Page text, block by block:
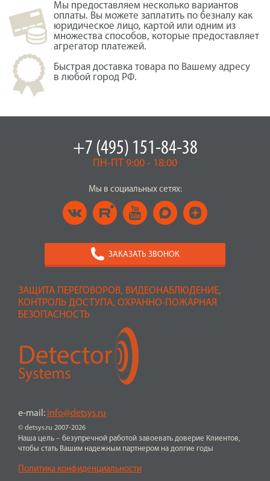
Мы предоставляем несколько вариантов
оплаты. Вы можете заплатить по безналу как
юридическое лицо, картой или одним из
множества способов, которые предоставляет
агрегатор платежей.
Быстрая доставка товара по Вашему адресу
в любой город РФ.
ЗАЩИТА ПЕРЕГОВОРОВ, ВИДЕОНАБЛЮДЕНИЕ,
КОНТРОЛЬ ДОСТУПА, ОХРАННО-ПОЖАРНАЯ
БЕЗОПАСНОСТЬ
© detsys.ru 2007-2026
e-mail: info@detsys.ru
Наша цель – безупречной работой завоевать доверие Клиентов,
чтобы стать Вашим надежным партнером на долгие годы
Политика конфиденциальности
+7 (495) 151-84-38
ПН-ПТ 9:00 - 18:00
Мы в социальных сетях:
ЗАКАЗАТЬ ЗВОНОК